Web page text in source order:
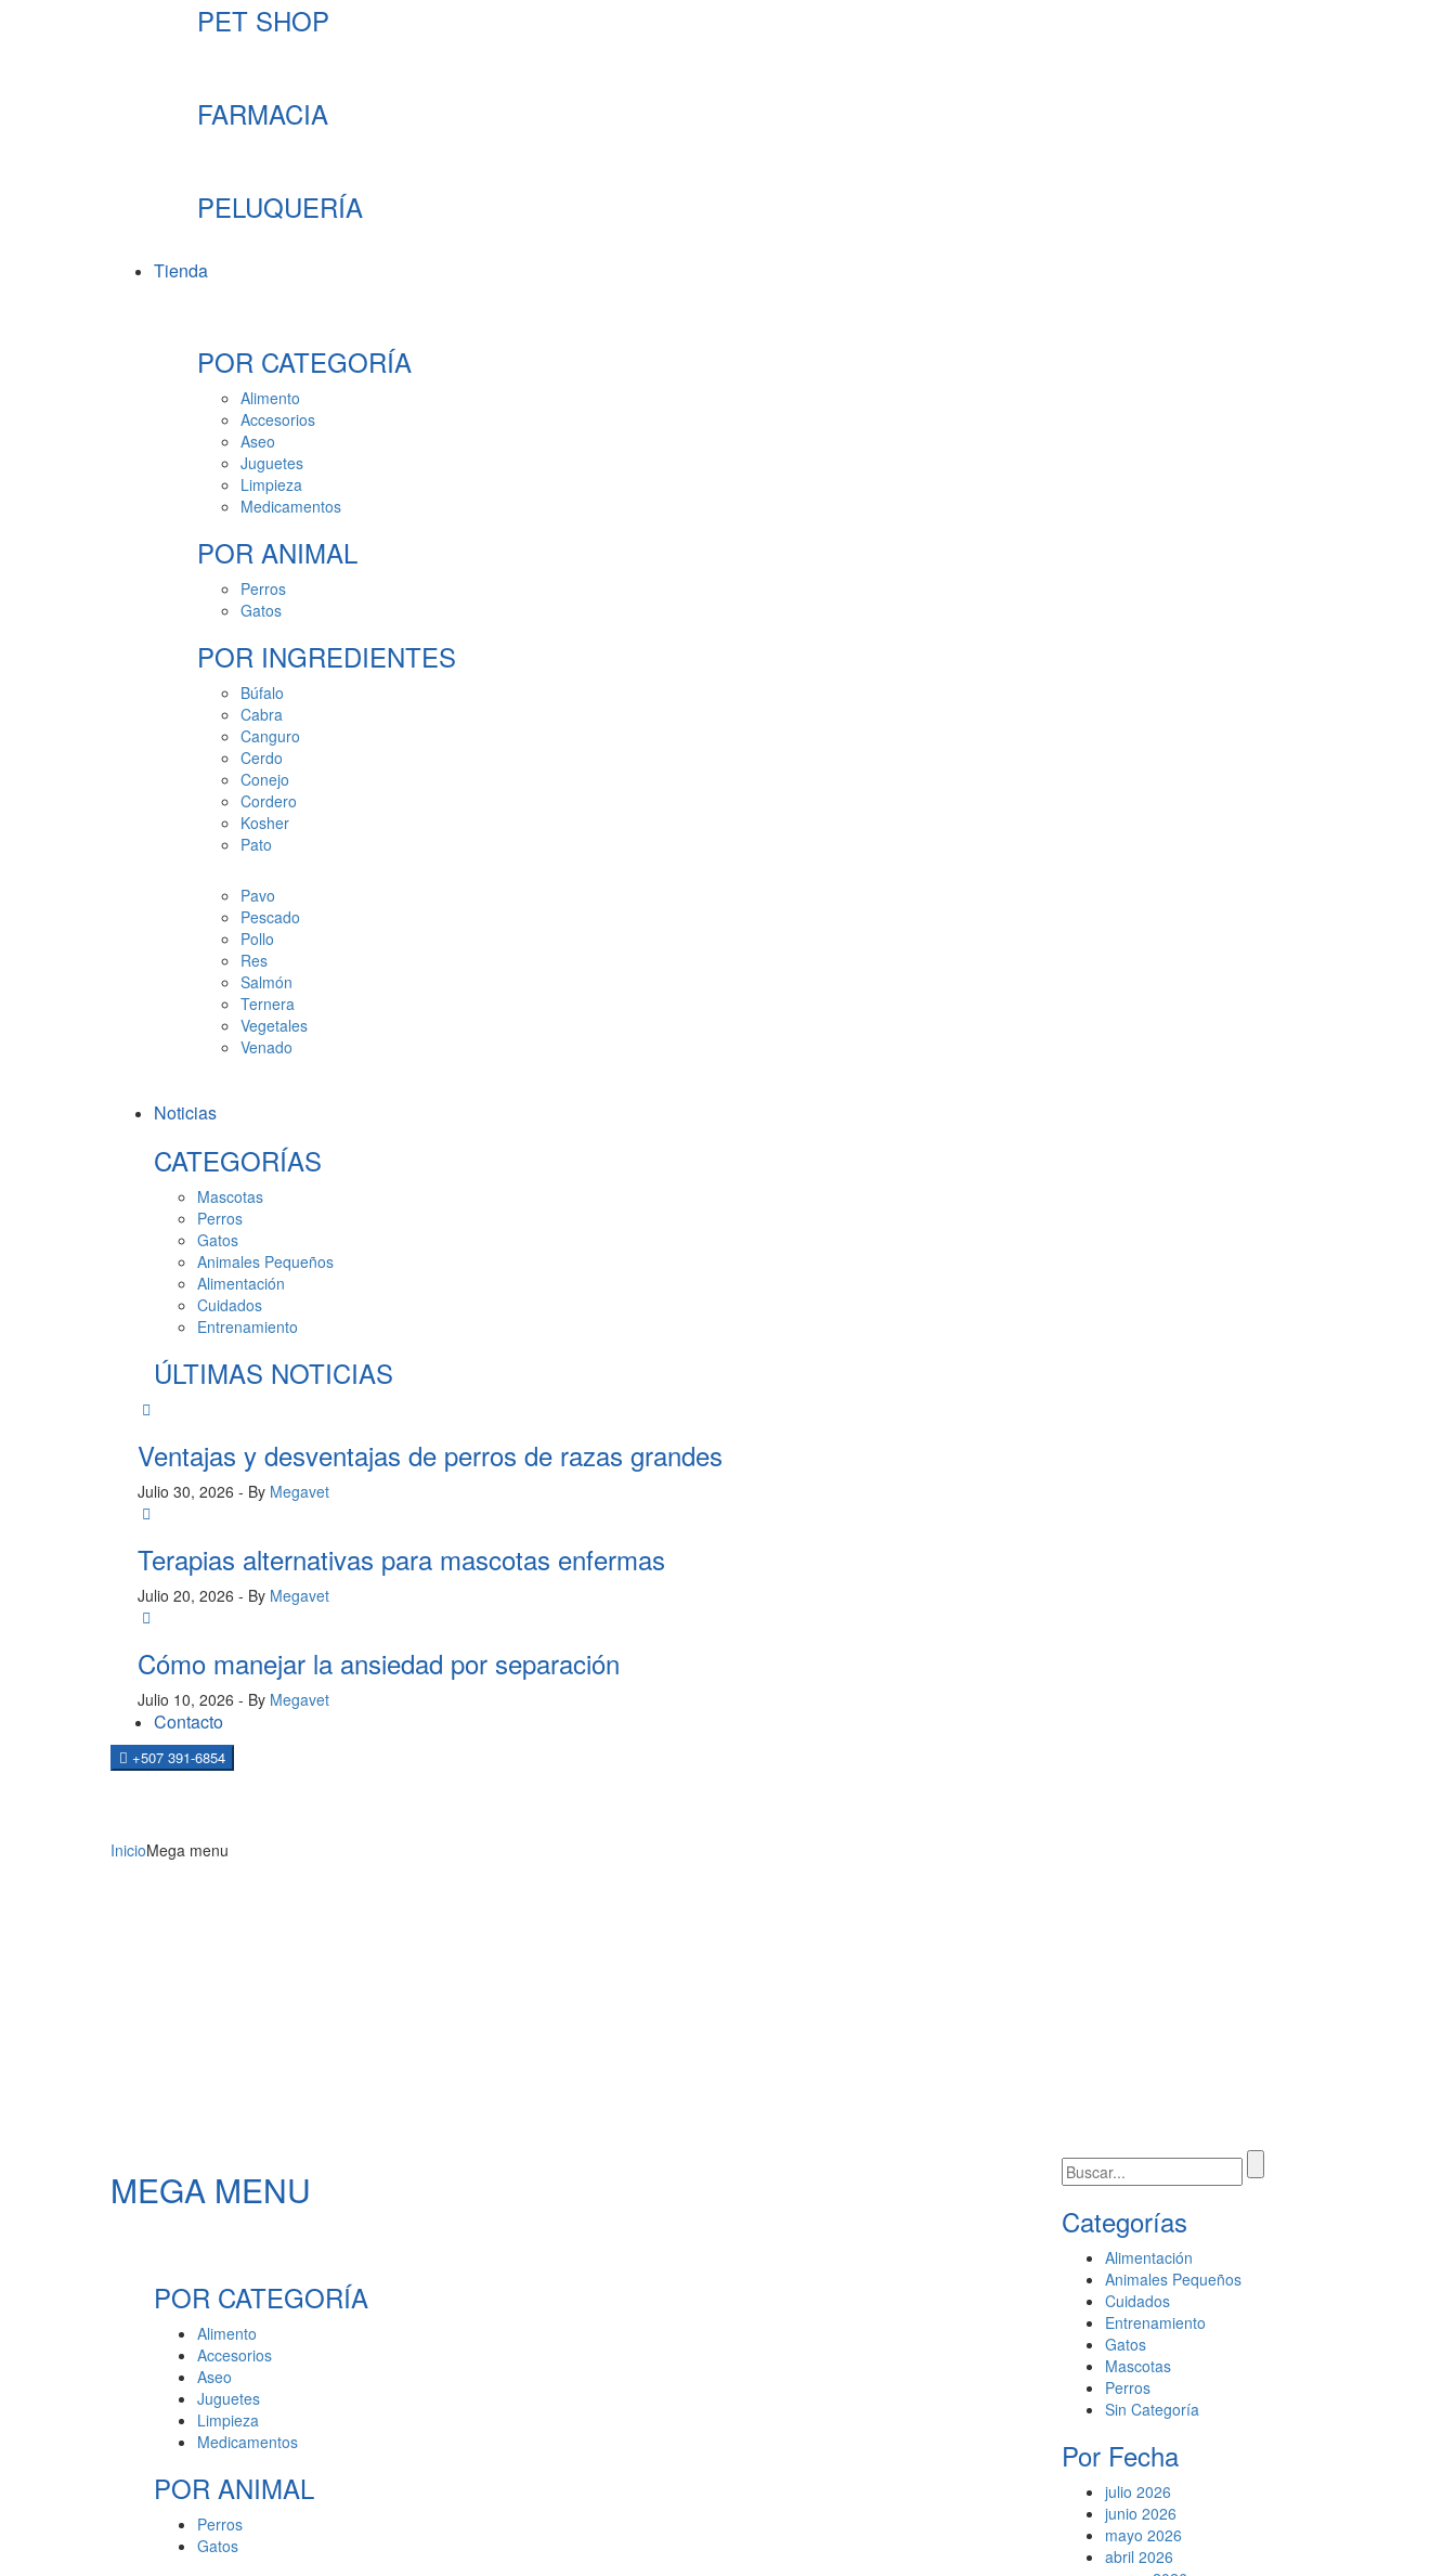
PET SHOP
FARMACIA
PELUQUERÍA
Tienda
POR CATEGORÍA
Alimento
Accesorios
Aseo
Juguetes
Limpieza
Medicamentos
POR ANIMAL
Perros
Gatos
POR INGREDIENTES
Búfalo
Cabra
Canguro
Cerdo
Conejo
Cordero
Kosher
Pato
Pavo
Pescado
Pollo
Res
Salmón
Ternera
Vegetales
Venado
Noticias
CATEGORÍAS
Mascotas
Perros
Gatos
Animales Pequeños
Alimentación
Cuidados
Entrenamiento
ÚLTIMAS NOTICIAS
Ventajas y desventajas de perros de razas grandes
Julio 30, 2026 - By Megavet
Terapias alternativas para mascotas enfermas
Julio 20, 2026 - By Megavet
Cómo manejar la ansiedad por separación
Julio 10, 2026 - By Megavet
Contacto
+507 391-6854
InicioMega menu
MEGA MENU
POR CATEGORÍA
Alimento
Accesorios
Aseo
Juguetes
Limpieza
Medicamentos
POR ANIMAL
Perros
Gatos
Categorías
Alimentación
Animales Pequeños
Cuidados
Entrenamiento
Gatos
Mascotas
Perros
Sin Categoría
Por Fecha
julio 2026
junio 2026
mayo 2026
abril 2026